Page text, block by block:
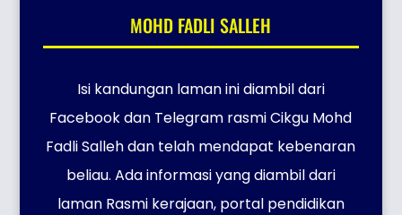
MOHD FADLI SALLEH
Isi kandungan laman ini diambil dari
Facebook dan Telegram rasmi Cikgu Mohd
Fadli Salleh dan telah mendapat kebenaran
beliau. Ada informasi yang diambil dari
laman Rasmi kerajaan, portal pendidikan